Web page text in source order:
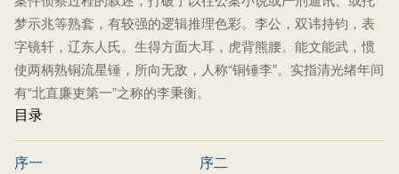
梦示兆等熟套，有较强的逻辑推理色彩。李公，双讳持钧，表
字镜轩，辽东人氏。生得方面大耳，虎背熊腰。能文能武，惯
使两柄熟铜流星锤，所向无敌，人称“铜锤李”。实指清光绪年间
有“北直廉吏第一”之称的李秉衡。
目录
序一
序二